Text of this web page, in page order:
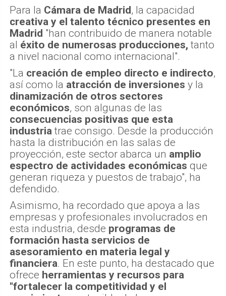
Para la Cámara de Madrid, la capacidad
creativa y el talento técnico presentes en
Madrid "han contribuido de manera notable
al éxito de numerosas producciones, tanto
a nivel nacional como internacional".
"La creación de empleo directo e indirecto,
así como la atracción de inversiones y la
dinamización de otros sectores
económicos, son algunas de las
consecuencias positivas que esta
industria trae consigo. Desde la producción
hasta la distribución en las salas de
proyección, este sector abarca un amplio
espectro de actividades económicas que
generan riqueza y puestos de trabajo", ha
defendido.
Asimismo, ha recordado que apoya a las
empresas y profesionales involucrados en
esta industria, desde programas de
formación hasta servicios de
asesoramiento en materia legal y
financiera. En este punto, ha destacado que
ofrece herramientas y recursos para
"fortalecer la competitividad y el